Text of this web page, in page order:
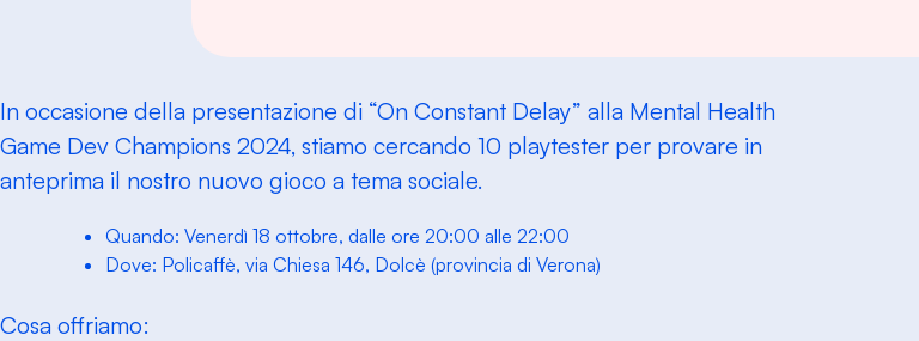
In occasione della presentazione di “On Constant Delay” alla Mental Health
Game Dev Champions 2024, stiamo cercando 10 playtester per provare in
anteprima il nostro nuovo gioco a tema sociale.
Quando: Venerdì 18 ottobre, dalle ore 20:00 alle 22:00
Dove: Policaffè, via Chiesa 146, Dolcè (provincia di Verona)
Cosa offriamo: